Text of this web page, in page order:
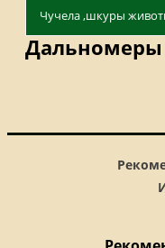
Чучела ,шкуры
Дальномеры